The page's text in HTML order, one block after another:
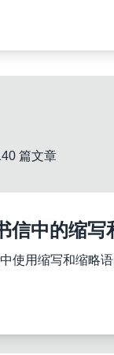
篇文章
信中的缩
使用缩写和缩略